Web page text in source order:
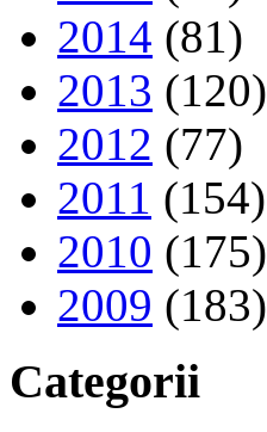
2014 (81)
2013 (120)
2012 (77)
2011 (154)
2010 (175)
2009 (183)
Categorii